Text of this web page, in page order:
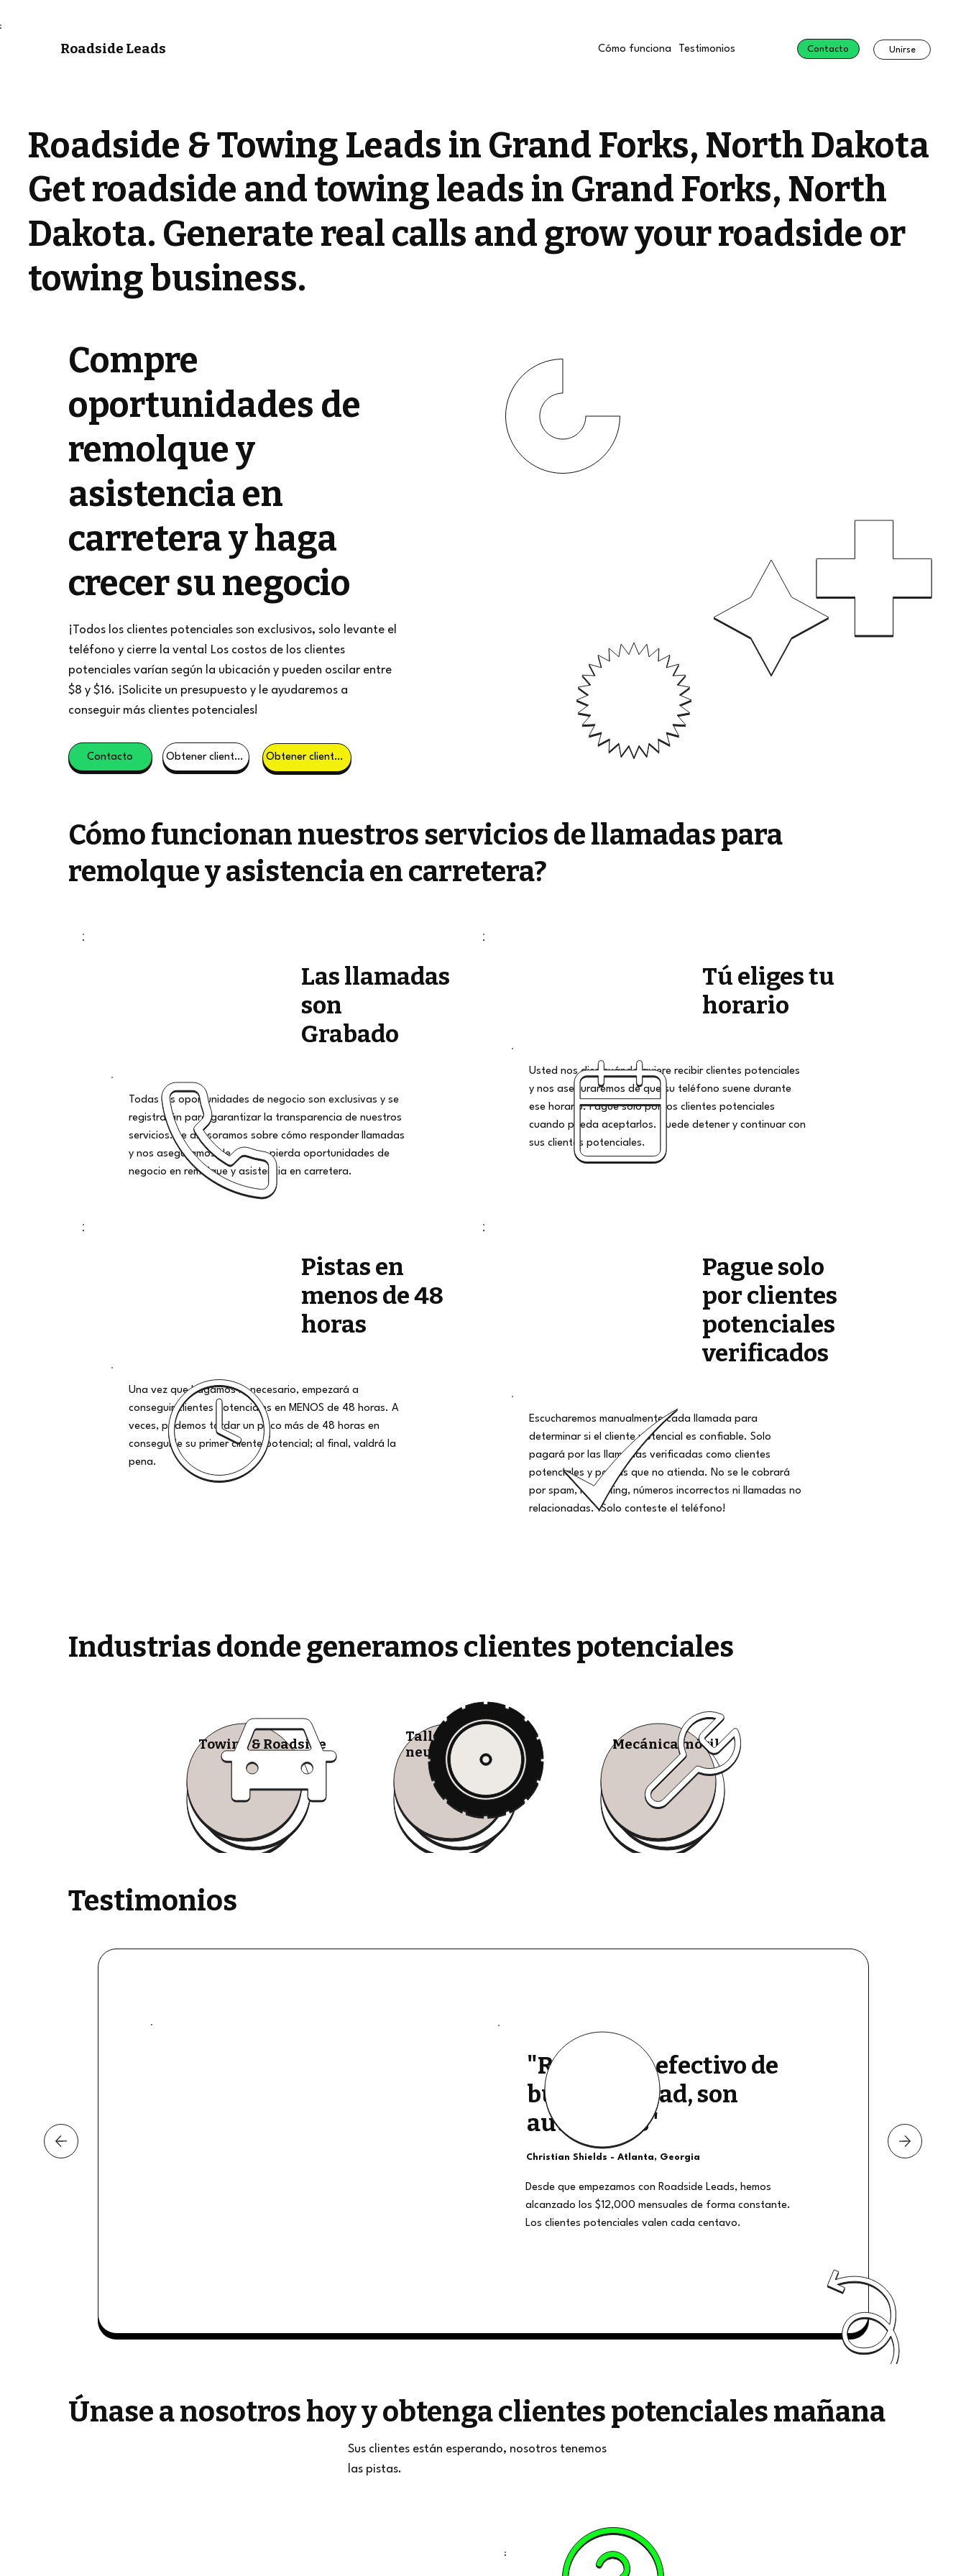
Roadside Leads Cómo funciona Testimonios Contacto Unirse
Roadside & Towing Leads in Grand Forks, North Dakota
Get roadside and towing leads in Grand Forks, North
Dakota. Generate real calls and grow your roadside or
towing business.
Compre
oportunidades de
remolque y
asistencia en
carretera y haga
crecer su negocio
¡Todos los clientes potenciales son exclusivos, solo levante el
teléfono y cierre la venta! Los costos de los clientes
potenciales varían según la ubicación y pueden oscilar entre
$8 y $16. ¡Solicite un presupuesto y le ayudaremos a
conseguir más clientes potenciales!
Contacto Obtener clientes potenciales Obtener clientes potenciales
Cómo funcionan nuestros servicios de llamadas para
remolque y asistencia en carretera?
Las llamadas
son
Grabado
Todas las oportunidades de negocio son exclusivas y se
registrarán para garantizar la transparencia de nuestros
servicios. Le asesoramos sobre cómo responder llamadas
y nos aseguramos de que no pierda oportunidades de
negocio en remolque y asistencia en carretera.
Tú eliges tu
horario
Usted nos dice cuándo quiere recibir clientes potenciales
y nos aseguraremos de que su teléfono suene durante
ese horario. Pague solo por los clientes potenciales
cuando pueda aceptarlos. Puede detener y continuar con
sus clientes potenciales.
Pistas en
menos de 48
horas
Una vez que hagamos lo necesario, empezará a
conseguir clientes potenciales en MENOS de 48 horas. A
veces, podemos tardar un poco más de 48 horas en
conseguirle su primer cliente potencial; al final, valdrá la
pena.
Pague solo
por clientes
potenciales
verificados
Escucharemos manualmente cada llamada para
determinar si el cliente potencial es confiable. Solo
pagará por las llamadas verificadas como clientes
potenciales y por las que no atienda. No se le cobrará
por spam, marketing, números incorrectos ni llamadas no
relacionadas. ¡Solo conteste el teléfono!
Industrias donde generamos clientes potenciales
Towing & Roadside
Talleres de
neumáticos móviles
Mecánica móvil
Testimonios
"Retiros de efectivo de
buena calidad, son
auténticos"
Christian Shields - Atlanta, Georgia
Desde que empezamos con Roadside Leads, hemos
alcanzado los $12,000 mensuales de forma constante.
Los clientes potenciales valen cada centavo.
Únase a nosotros hoy y obtenga clientes potenciales mañana
Sus clientes están esperando, nosotros tenemos
las pistas.